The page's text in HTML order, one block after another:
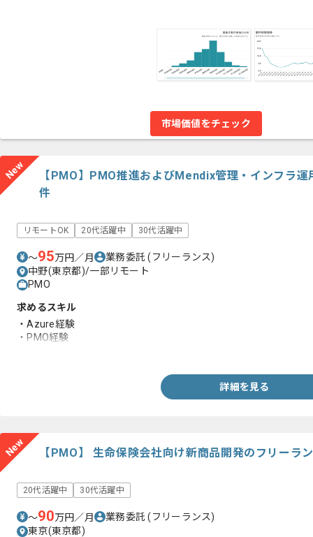
市場価値をチェック
New
【PMO】PMO推進およびMendix管理・インフラ
件
リモートOK 20代活躍中 30代活躍中
〜95万円／月 業務委託(フリーランス)
中野(東京都)/一部リモート
PMO
求めるスキル
・Azure経験
・PMO経験
詳細を見る
New 【PMO】 生命保険会社向け新商品開発のフリーラ
20代活躍中 30代活躍中
〜90万円／月 業務委託(フリーランス)
東京(東京都)